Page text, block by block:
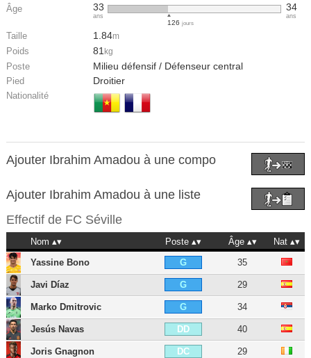
Âge 33
ans
126jours
34
ans
Taille 1.84m
Poids 81 kg
Poste Milieu défensif / Défenseur central
Pied Droitier
Nationalité
Ajouter Ibrahim Amadou à une compo
Ajouter Ibrahim Amadou à une liste
Effectif de FC Séville
Nom Poste Âge
Nat
Yassine Bono
G 35
Javi Díaz G 29
Marko Dmitrovic G 34
Jesús Navas DD 40
Joris Gnagnon DC 29